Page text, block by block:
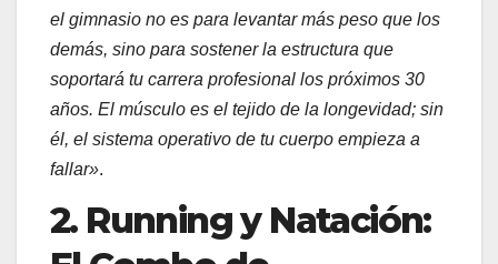
el gimnasio no es para levantar más peso que los
demás, sino para sostener la estructura que
soportará tu carrera profesional los próximos 30
años. El músculo es el tejido de la longevidad; sin
él, el sistema operativo de tu cuerpo empieza a
fallar».
2. Running y Natación: